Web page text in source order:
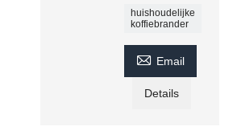
huishoudelijke
koffiebrander
 Email
Details